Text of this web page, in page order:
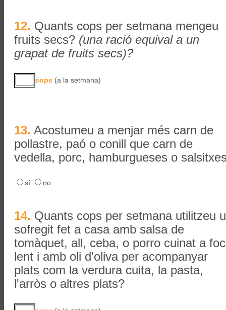
12. Quants cops per setmana mengeu
fruits secs? (una ració equival a un
grapat de fruits secs)?
cops (a la setmana)
13. Acostumeu a menjar més carn de
pollastre, paó o conill que carn de
vedella, porc, hamburgueses o
sí no
14. Quants cops per setmana utilitzeu
sofregit fet a casa amb salsa de
tomàquet, all, ceba, o porro cuinat a foc
lent i amb oli d'oliva per acompanyar
plats com la verdura cuita, la pasta,
l'arròs o altres plats?